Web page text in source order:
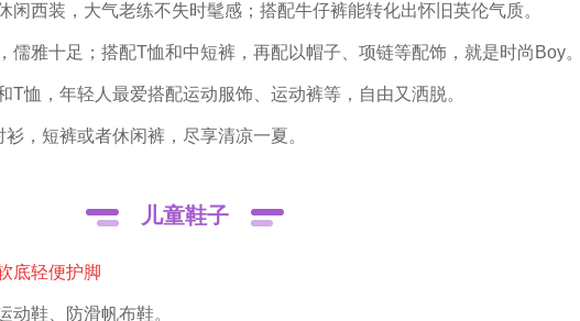
闲西装，大气老练不失时髦感；搭配牛仔裤能转化出怀旧英伦气质。
儒雅十足；搭配T恤和中短裤，再配以帽子、项链等配饰，就是时尚Boy。
T恤，年轻人最爱搭配运动服饰、运动裤等，自由又洒脱。
，短裤或者休闲裤，尽享清凉一夏。
儿童鞋子
底轻便护脚
动鞋、防滑帆布鞋。‌